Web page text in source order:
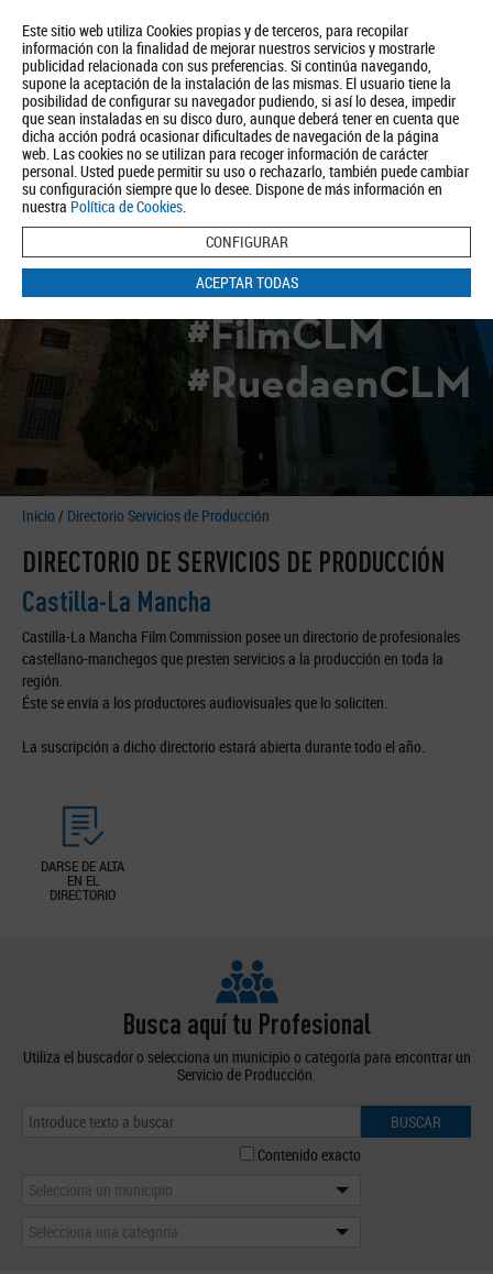
Este sitio web utiliza Cookies propias y de terceros, para recopilar
información con la finalidad de mejorar nuestros servicios y mostrarle
publicidad relacionada con sus preferencias. Si continúa navegando,
supone la aceptación de la instalación de las mismas. El usuario tiene la
posibilidad de configurar su navegador pudiendo, si así lo desea, impedir
que sean instaladas en su disco duro, aunque deberá tener en cuenta que
dicha acción podrá ocasionar dificultades de navegación de la página
web. Las cookies no se utilizan para recoger información de carácter
personal. Usted puede permitir su uso o rechazarlo, también puede cambiar
su configuración siempre que lo desee. Dispone de más información en
nuestra Política de Cookies.
CONFIGURAR
ACEPTAR TODAS
Quiénes somos Turismo Política de Privacidad Aviso Legal
Política de Cookies
BUSCAR
#FilmCLM
#RuedaenCLM
Inicio / Directorio Servicios de Producción
DIRECTORIO DE SERVICIOS DE PRODUCCIÓN
Castilla-La Mancha
Castilla-La Mancha Film Commission posee un directorio de profesionales
castellano-manchegos que presten servicios a la producción en toda la
región.
Éste se envía a los productores audiovisuales que lo soliciten.
La suscripción a dicho directorio estará abierta durante todo el año.
DARSE DE ALTA
EN EL
DIRECTORIO
Busca aquí tu Profesional
Utiliza el buscador o selecciona un municipio o categoría para encontrar un
Servicio de Producción.
BUSCAR
Contenido exacto
Selecciona un municipio
Selecciona una categoría